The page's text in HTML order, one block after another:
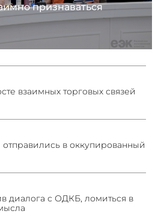
признаваться
взаимных торговых связей
в оккупированный
диалога с ОДКБ, ломиться в